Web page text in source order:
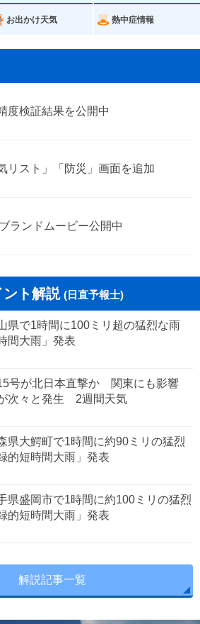
有田川町
日高町
日高川町
お出かけ天気 熱中症情報
度検証結果を公開中
リスト」「防災」画面を追加
ランドムービー公開中
ト解説 (日直予報士)
県で1時間に100ミリ超の猛烈な雨
間大雨」発表
号が北日本直撃か 関東にも影響
次々と発生 2週間天気
県大鰐町で1時間に約90ミリの猛烈
短時間大雨」発表
県盛岡市で1時間に約100ミリの猛烈
短時間大雨」発表
解説記事一覧